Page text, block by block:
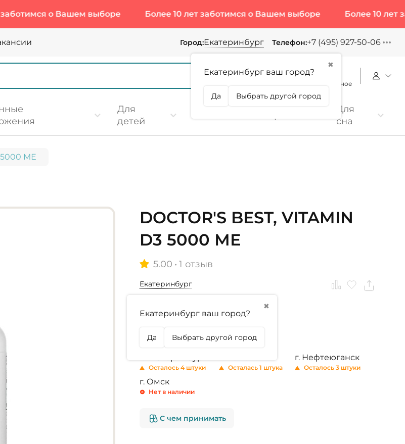
о Вашем выборе Более 10 лет заботимся о Вашем выборе Более 10 лет
Город:Екатеринбург
✖
Екатеринбург ваш город?
Да Выбрать другой город
Телефон:+7 (495) 927-50-06
Избранное
Для
детей
Для
сна
5000 МЕ
DOCTOR'S BEST, VITAMIN
D3 5000 МЕ
5.00 • 1 отзыв
Екатеринбург
✖
Екатеринбург ваш город?
Да Выбрать другой город
Наличие
Осталось 4 штуки Осталась 1 штука
г. Нефтеюганск
Осталось 3 штуки
г. Омск
Нет в наличии
С чем принимать